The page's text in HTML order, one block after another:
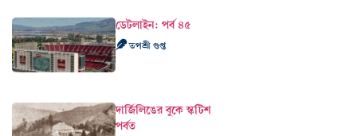
ডেটলাইন: পর্ব ৪৫
তপশ্রী গুপ্ত
দার্জিলিঙের বুকে স্কটিশ
পর্বত